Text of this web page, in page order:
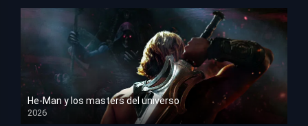
He-Man y los masters del universo
2026
HD 1080p